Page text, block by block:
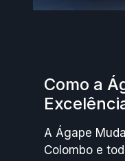
Como a
A Ágape
Colombo e